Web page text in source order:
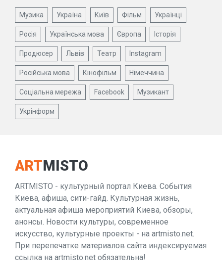
Музика Україна Київ Фільм Українці
Росія Українська мова Європа Історія
Продюсер Львів Театр Instagram
Російська мова Кінофільм Німеччина
Соціальна мережа Facebook Музикант
Укрінформ
ARTMISTO
ARTMISTO - культурный портал Киева. События
Киева, афиша, сити-гайд. Культурная жизнь,
актуальная афиша мероприятий Киева, обзоры,
анонсы. Новости культуры, современное
искусство, культурные проекты - на artmisto.net.
При перепечатке материалов сайта индексируемая
ссылка на artmisto.net обязательна!